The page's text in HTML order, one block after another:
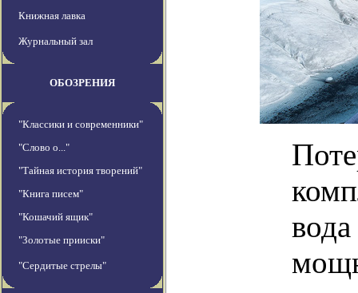
Книжная лавка
Журнальный зал
ОБОЗРЕНИЯ
"Классики и современники"
"Слово о..."
"Тайная история творений"
"Книга писем"
"Кошачий ящик"
"Золотые прииски"
"Сердитые стрелы"